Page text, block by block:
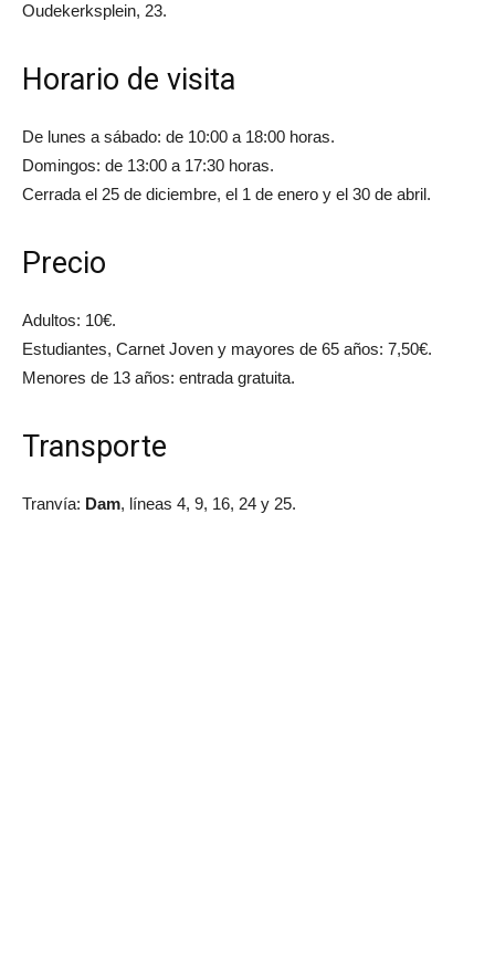
Oudekerksplein, 23.
Horario de visita
De lunes a sábado: de 10:00 a 18:00 horas.
Domingos: de 13:00 a 17:30 horas.
Cerrada el 25 de diciembre, el 1 de enero y el 30 de abril.
Precio
Adultos: 10€.
Estudiantes, Carnet Joven y mayores de 65 años: 7,50€.
Menores de 13 años: entrada gratuita.
Transporte
Tranvía: Dam, líneas 4, 9, 16, 24 y 25.